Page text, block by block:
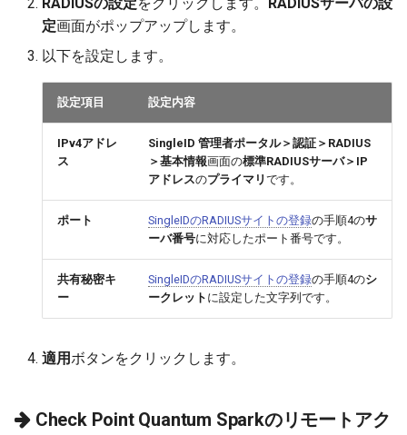
定画面がポップアップします。
以下を設定します。
設定項目 設定内容
IPv4アドレ
ス
SingleID 管理者ポータル＞認証＞RADIUS
＞基本情報画面の標準RADIUSサーバ＞IP
アドレスのプライマリです。
ポート SingleIDのRADIUSサイトの登録の手順4のサ
ーバ番号に対応したポート番号です。
共有秘密キ
ー
SingleIDのRADIUSサイトの登録の手順4のシ
ークレット に設定した文字列です。
適用ボタンをクリックします。
Check Point Quantum Sparkのリモートアク